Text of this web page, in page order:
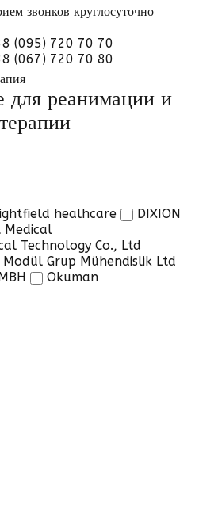
звонков круглосуточно
(095) 720 70 70
(067) 720 70 80
для реанимации и
healhcare
DIXION
Medical
Technology Co., Ltd
Modül Grup Mühendislik Ltd
Okuman